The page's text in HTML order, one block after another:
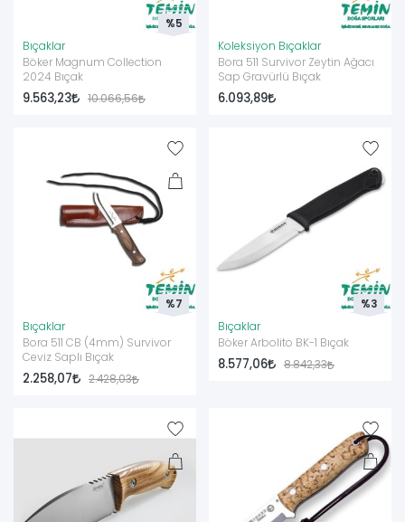
Bıçaklar
Böker Magnum Collection
2024 Bıçak
9.563,23 10.066,56
%5
Koleksiyon Bıçaklar
Bora 511 Survivor Zeytin Ağacı
Sap Gravürlü Bıçak
6.093,89
Bıçaklar
Bora 511 CB (4mm) Survivor
Ceviz Saplı Bıçak
2.258,07 2.428,03
%7
Bıçaklar
Böker Arbolito BK-1 Bıçak
8.577,06 8.842,33
%3